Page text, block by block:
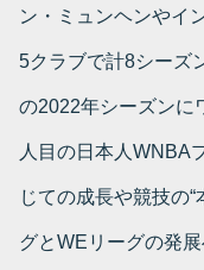
ン・ミュンヘンやイ
5クラブで計8シーズ
の2022年シーズンに
人目の日本人WNBA
じての成長や競技の
グとWEリーグの発